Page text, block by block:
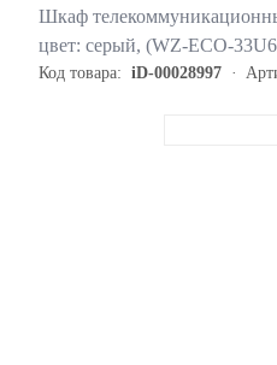
Шкаф
цвет: серый, (WZ-ECO-
Код товара: iD-00028997